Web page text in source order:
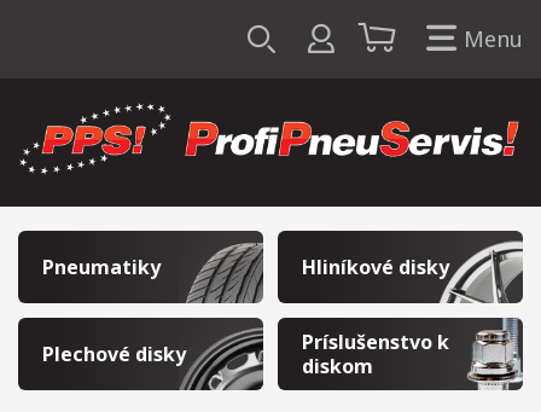
Menu
Pneumatiky Hliníkové disky
Plechové disky
Príslušenstvo k
diskom